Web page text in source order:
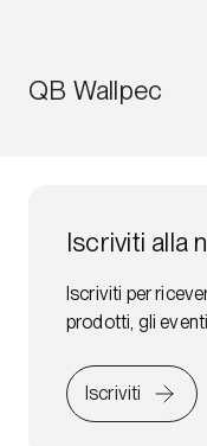
QB Wallpec
Iscriviti alla
Iscriviti per
prodotti, gli
Iscriviti